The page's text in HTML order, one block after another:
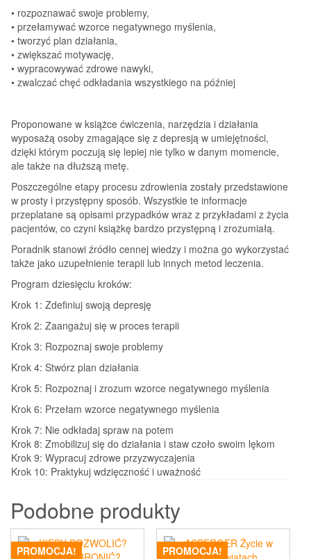
• rozpoznawać swoje problemy,
• przełamywać wzorce negatywnego myślenia,
• tworzyć plan działania,
• zwiększać motywację,
• wypracowywać zdrowe nawyki,
• zwalczać chęć odkładania wszystkiego na później
Proponowane w książce ćwiczenia, narzędzia i działania
wyposażą osoby zmagające się z depresją w umiejętności,
dzięki którym poczują się lepiej nie tylko w danym momencie,
ale także na dłuższą metę.
Poszczególne etapy procesu zdrowienia zostały przedstawione
w prosty i przystępny sposób. Wszystkie te informacje
przeplatane są opisami przypadków wraz z przykładami z życia
pacjentów, co czyni książkę bardzo przystępną i zrozumiałą.
Poradnik stanowi źródło cennej wiedzy i można go wykorzystać
także jako uzupełnienie terapii lub innych metod leczenia.
Program dziesięciu kroków:
Krok 1: Zdefiniuj swoją depresję
Krok 2: Zaangażuj się w proces terapii
Krok 3: Rozpoznaj swoje problemy
Krok 4: Stwórz plan działania
Krok 5: Rozpoznaj i zrozum wzorce negatywnego myślenia
Krok 6: Przełam wzorce negatywnego myślenia
Krok 7: Nie odkładaj spraw na potem
Krok 8: Zmobilizuj się do działania i staw czoło swoim lękom
Krok 9: Wypracuj zdrowe przyzwyczajenia
Krok 10: Praktykuj wdzięczność i uważność
Podobne produkty
PROMOCJA!
PROMOCJA!